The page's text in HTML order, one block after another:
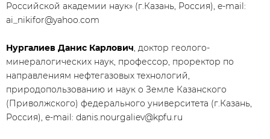
Российской академии наук» (г.Казань, Россия), e-mail:
ai_nikifor@yahoo.com
Нургалиев Данис Карлович, доктор геолого-
минералогических наук, профессор, проректор по
направлениям нефтегазовых технологий,
природопользованию и наук о Земле Казанского
(Приволжского) федерального университета (г.Казань,
Россия), e-mail: danis.nourgaliev@kpfu.ru